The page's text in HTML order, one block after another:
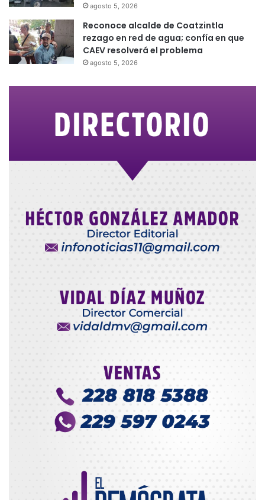
agosto 5, 2026
Reconoce alcalde de Coatzintla
rezago en red de agua; confía en que
CAEV resolverá el problema
agosto 5, 2026